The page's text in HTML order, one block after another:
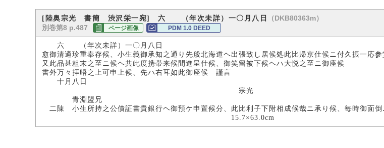
[陸奥宗光 書簡 渋沢栄一宛] 六 （年次未詳）一〇月八日
（DKB80363m）
別巻第8 p.487
ページ画像 PDM 1.0 DEED
六 （年次未詳）一〇月八日
愈御清適珍重奉存候、小生義御承知之通り先般北海道ヘ出張致し居候処此比帰京仕候ニ付久振一応
又此品甚粗末之至ニ候ヘ共此度携帯来候間進呈仕候、御笑留被下候ヘハ大悦之至ニ御座候
書外万々拝晤之上可申上候、先ハ右耳如此御座候 謹言
十月八日
宗光
青淵盟兄
二陳 小生所持之公債証書貴銀行ヘ御預ケ申置候分、此比利子下附相成候哉ニ承り候、毎時御面
15.7×63.0cm